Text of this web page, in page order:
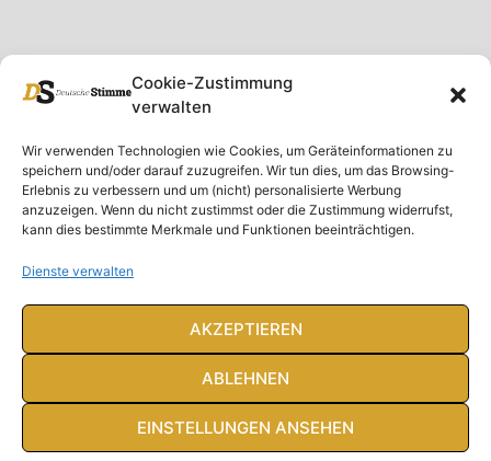
Cookie-Zustimmung
verwalten
Wir verwenden Technologien wie Cookies, um Geräteinformationen zu
speichern und/oder darauf zuzugreifen. Wir tun dies, um das Browsing-
Erlebnis zu verbessern und um (nicht) personalisierte Werbung
anzuzeigen. Wenn du nicht zustimmst oder die Zustimmung widerrufst,
kann dies bestimmte Merkmale und Funktionen beeinträchtigen.
Dienste verwalten
AKZEPTIEREN
ABLEHNEN
EINSTELLUNGEN ANSEHEN
Unser Magazin
Spenden
Ausgaben
Abonnieren
Rubriken
Deutschland
Ausland
Feuilleton
Rechtliches
Rechtliche Hinweise
Impressum
Datenschutzerklärung